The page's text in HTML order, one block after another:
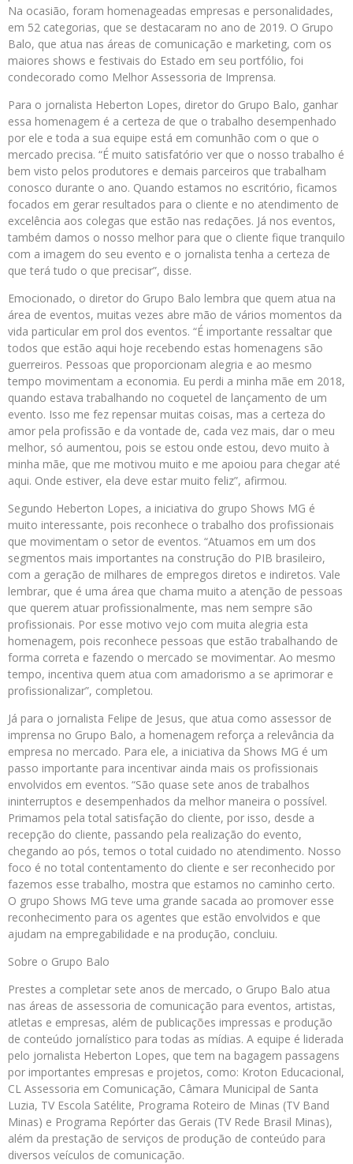
Na ocasião, foram homenageadas empresas e personalidades,
em 52 categorias, que se destacaram no ano de 2019. O Grupo
Balo, que atua nas áreas de comunicação e marketing, com os
maiores shows e festivais do Estado em seu portfólio, foi
condecorado como Melhor Assessoria de Imprensa.
Para o jornalista Heberton Lopes, diretor do Grupo Balo, ganhar
essa homenagem é a certeza de que o trabalho desempenhado
por ele e toda a sua equipe está em comunhão com o que o
mercado precisa. “É muito satisfatório ver que o nosso trabalho é
bem visto pelos produtores e demais parceiros que trabalham
conosco durante o ano. Quando estamos no escritório, ficamos
focados em gerar resultados para o cliente e no atendimento de
excelência aos colegas que estão nas redações. Já nos eventos,
também damos o nosso melhor para que o cliente fique tranquilo
com a imagem do seu evento e o jornalista tenha a certeza de
que terá tudo o que precisar”, disse.
Emocionado, o diretor do Grupo Balo lembra que quem atua na
área de eventos, muitas vezes abre mão de vários momentos da
vida particular em prol dos eventos. “É importante ressaltar que
todos que estão aqui hoje recebendo estas homenagens são
guerreiros. Pessoas que proporcionam alegria e ao mesmo
tempo movimentam a economia. Eu perdi a minha mãe em 2018,
quando estava trabalhando no coquetel de lançamento de um
evento. Isso me fez repensar muitas coisas, mas a certeza do
amor pela profissão e da vontade de, cada vez mais, dar o meu
melhor, só aumentou, pois se estou onde estou, devo muito à
minha mãe, que me motivou muito e me apoiou para chegar até
aqui. Onde estiver, ela deve estar muito feliz”, afirmou.
Segundo Heberton Lopes, a iniciativa do grupo Shows MG é
muito interessante, pois reconhece o trabalho dos profissionais
que movimentam o setor de eventos. “Atuamos em um dos
segmentos mais importantes na construção do PIB brasileiro,
com a geração de milhares de empregos diretos e indiretos. Vale
lembrar, que é uma área que chama muito a atenção de pessoas
que querem atuar profissionalmente, mas nem sempre são
profissionais. Por esse motivo vejo com muita alegria esta
homenagem, pois reconhece pessoas que estão trabalhando de
forma correta e fazendo o mercado se movimentar. Ao mesmo
tempo, incentiva quem atua com amadorismo a se aprimorar e
profissionalizar”, completou.
Já para o jornalista Felipe de Jesus, que atua como assessor de
imprensa no Grupo Balo, a homenagem reforça a relevância da
empresa no mercado. Para ele, a iniciativa da Shows MG é um
passo importante para incentivar ainda mais os profissionais
envolvidos em eventos. “São quase sete anos de trabalhos
ininterruptos e desempenhados da melhor maneira o possível.
Primamos pela total satisfação do cliente, por isso, desde a
recepção do cliente, passando pela realização do evento,
chegando ao pós, temos o total cuidado no atendimento. Nosso
foco é no total contentamento do cliente e ser reconhecido por
fazemos esse trabalho, mostra que estamos no caminho certo.
O grupo Shows MG teve uma grande sacada ao promover esse
reconhecimento para os agentes que estão envolvidos e que
ajudam na empregabilidade e na produção, concluiu.
Sobre o Grupo Balo
Prestes a completar sete anos de mercado, o Grupo Balo atua
nas áreas de assessoria de comunicação para eventos, artistas,
atletas e empresas, além de publicações impressas e produção
de conteúdo jornalístico para todas as mídias. A equipe é liderada
pelo jornalista Heberton Lopes, que tem na bagagem passagens
por importantes empresas e projetos, como: Kroton Educacional,
CL Assessoria em Comunicação, Câmara Municipal de Santa
Luzia, TV Escola Satélite, Programa Roteiro de Minas (TV Band
Minas) e Programa Repórter das Gerais (TV Rede Brasil Minas),
além da prestação de serviços de produção de conteúdo para
diversos veículos de comunicação.